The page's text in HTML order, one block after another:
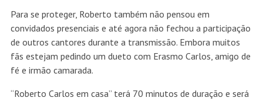
Para se proteger, Roberto também não pensou em
convidados presenciais e até agora não fechou a participação
de outros cantores durante a transmissão. Embora muitos
fãs estejam pedindo um dueto com Erasmo Carlos, amigo de
fé e irmão camarada.
“Roberto Carlos em casa” terá 70 minutos de duração e será